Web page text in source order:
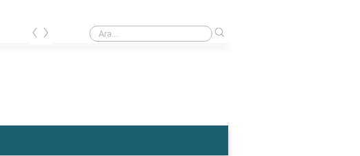
Ahşap traktör fiyatları
‹ ›